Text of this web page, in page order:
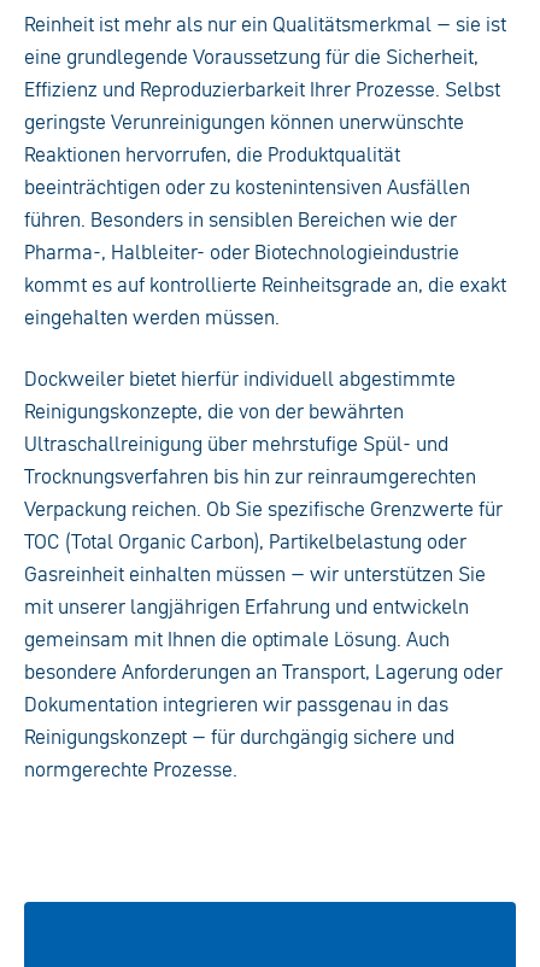
Reinheit ist mehr als nur ein Qualitätsmerkmal – sie ist
eine grundlegende Voraussetzung für die Sicherheit,
Effizienz und Reproduzierbarkeit Ihrer Prozesse. Selbst
geringste Verunreinigungen können unerwünschte
Reaktionen hervorrufen, die Produktqualität
beeinträchtigen oder zu kostenintensiven Ausfällen
führen. Besonders in sensiblen Bereichen wie der
Pharma-, Halbleiter- oder Biotechnologieindustrie
kommt es auf kontrollierte Reinheitsgrade an, die exakt
eingehalten werden müssen.
Dockweiler bietet hierfür individuell abgestimmte
Reinigungskonzepte, die von der bewährten
Ultraschallreinigung über mehrstufige Spül- und
Trocknungsverfahren bis hin zur reinraumgerechten
Verpackung reichen. Ob Sie spezifische Grenzwerte für
TOC (Total Organic Carbon), Partikelbelastung oder
Gasreinheit einhalten müssen – wir unterstützen Sie
mit unserer langjährigen Erfahrung und entwickeln
gemeinsam mit Ihnen die optimale Lösung. Auch
besondere Anforderungen an Transport, Lagerung oder
Dokumentation integrieren wir passgenau in das
Reinigungskonzept – für durchgängig sichere und
normgerechte Prozesse.